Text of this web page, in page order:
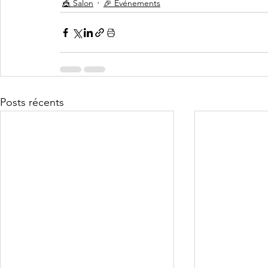
🎪 Salon 🎉 Événements
Posts récents